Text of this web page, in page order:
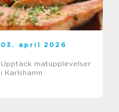
03. april 2026
Upptäck matupplevelser
i Karlshamn